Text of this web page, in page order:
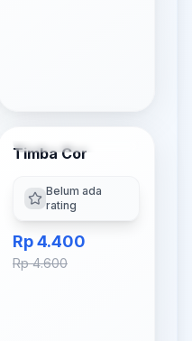
-4% OFF
Timba Cor
Belum ada
rating
Rp 4.400
Rp 4.600